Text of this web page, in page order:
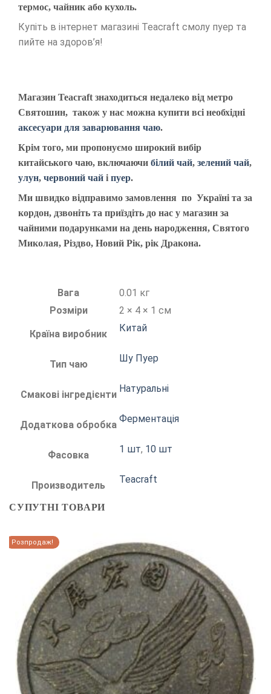
термос, чайник або кухоль.
Купіть в інтернет магазині Teacraft смолу пуер та
пийте на здоров’я!
Магазин Teacraft знаходиться недалеко від метро
Святошин, також у нас можна купити всі необхідні
аксесуари для заварювання чаю.
Крім того, ми пропонуємо широкий вибір
китайського чаю, включаючи білий чай, зелений чай,
улун, червоний чай і пуер.
Ми швидко відправимо замовлення по Україні та за
кордон, дзвоніть та приїздіть до нас у магазин за
чайними подарунками на день народження, Святого
Миколая, Різдво, Новий Рік, рік Дракона.
Вага
0.01 кг
Розміри
2 × 4 × 1 см
Країна виробник
Китай
Тип чаю
Шу Пуер
Смакові інгредієнти
Натуральні
Додаткова обробка
Ферментація
Фасовка
1 шт, 10 шт
Производитель
Teacraft
СУПУТНІ ТОВАРИ
Розпродаж!